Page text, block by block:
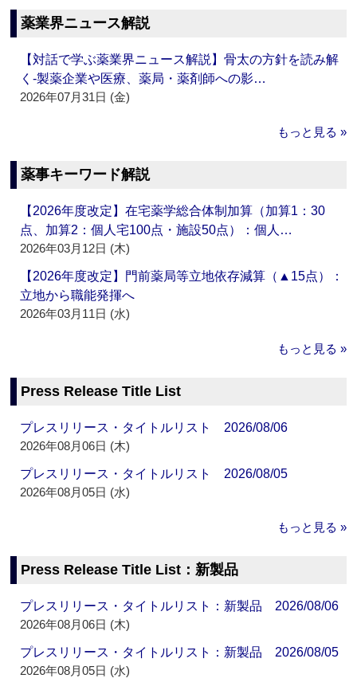
薬業界ニュース解説
【対話で学ぶ薬業界ニュース解説】骨太の方針を読み解
く‐製薬企業や医療、薬局・薬剤師への影…
2026年07月31日 (金)
もっと見る »
薬事キーワード解説
【2026年度改定】在宅薬学総合体制加算（加算1：30
点、加算2：個人宅100点・施設50点）：個人…
2026年03月12日 (木)
【2026年度改定】門前薬局等立地依存減算（▲15点）：
立地から職能発揮へ
2026年03月11日 (水)
もっと見る »
Press Release Title List
プレスリリース・タイトルリスト 2026/08/06
2026年08月06日 (木)
プレスリリース・タイトルリスト 2026/08/05
2026年08月05日 (水)
もっと見る »
Press Release Title List：新製品
プレスリリース・タイトルリスト：新製品 2026/08/06
2026年08月06日 (木)
プレスリリース・タイトルリスト：新製品 2026/08/05
2026年08月05日 (水)